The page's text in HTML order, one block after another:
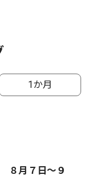
1か月
８月７日〜９